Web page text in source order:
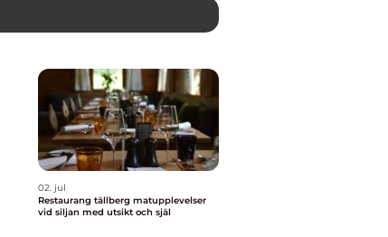
02. jul
Restaurang tällberg matupplevelser
vid siljan med utsikt och själ